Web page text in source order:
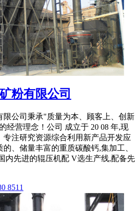
粉有限公司
限公司秉承"质量为本、顾客上、创新
经营理念！公司 成立于 20 08 年,现
专注研究资源综合利用新产品开发应
、储量丰富的重质碳酸钙,集加工、
内先进的辊压机配 V选生产线,配备先
8511